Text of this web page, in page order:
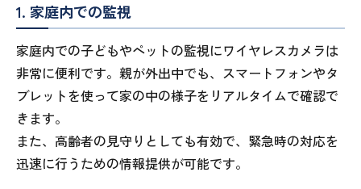
1. 家庭内での監視
家庭内での子どもやペットの監視にワイヤレスカメラは
非常に便利です。親が外出中でも、スマートフォンやタ
ブレットを使って家の中の様子をリアルタイムで確認で
きます。
また、高齢者の見守りとしても有効で、緊急時の対応を
迅速に行うための情報提供が可能です。